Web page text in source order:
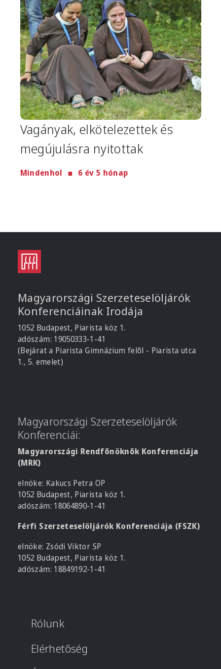
Vagányak, elkötelezettek és
megújulásra nyitottak
Mindenhol 6 év 5 hónap
Magyarországi Szerzeteselöljárók
Konferenciáinak Irodája
1052 Budapest, Piarista köz 1.
adószám: 19050333-1-41
(Bejárat a Piarista Gimnázium felől - Piarista utca
1., 5. emelet)
Magyarországi Szerzeteselöljárók
Konferenciái:
Magyarországi Rendfőnöknők Konferenciája
(MRK)
elnöke: Kakucs Petra OP
1052 Budapest, Piarista köz 1.
adószám: 18064890-1-41
Férfi Szerzeteselöljárók Konferenciája (FSZK)
elnöke: Zsódi Viktor SP
1052 Budapest, Piarista köz 1.
adószám: 18849192-1-41
Rólunk
Elérhetőség